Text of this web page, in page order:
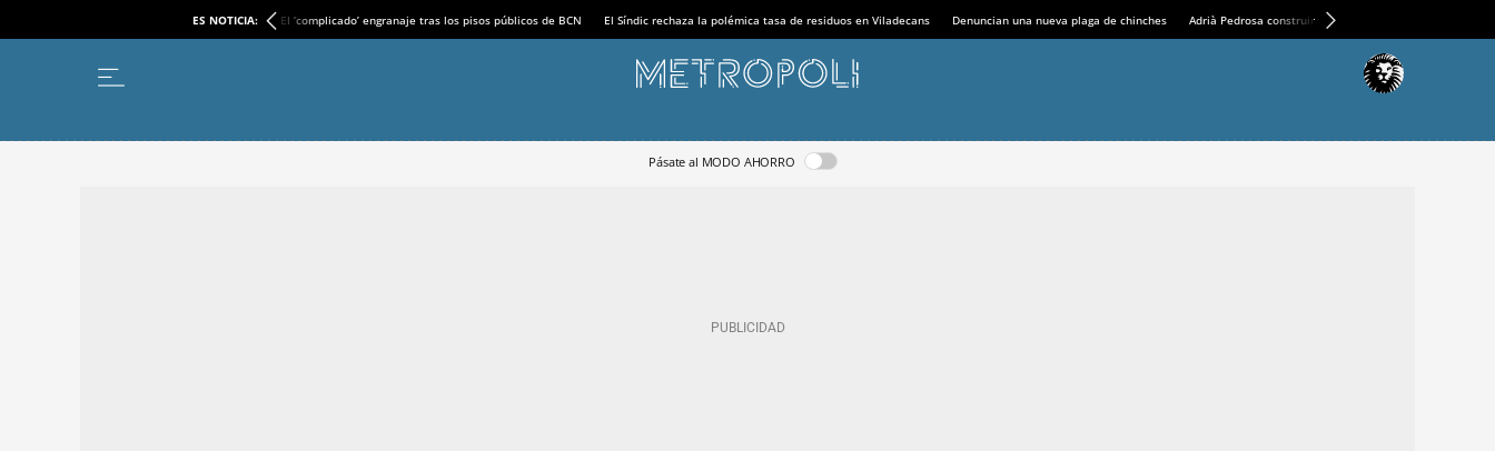
ES NOTICIA: El ‘complicado’ engranaje tras los pisos públicos de BCN El Síndic rechaza la polémica tasa de residuos en Viladecans Denuncian una nueva plaga de chinches Adrià Pedrosa construirá la nueva residencia en el
Pásate al MODO AHORRO